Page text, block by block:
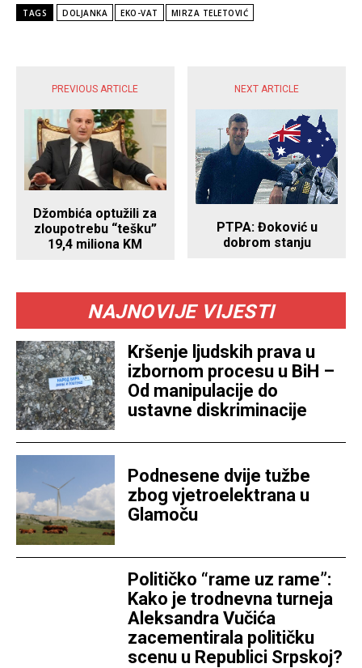
TAGS DOLJANKA EKO-VAT MIRZA TELETOVIĆ
PREVIOUS ARTICLE
Džombića optužili za
zloupotrebu “tešku”
19,4 miliona KM
NEXT ARTICLE
PTPA: Đoković u
dobrom stanju
NAJNOVIJE VIJESTI
Kršenje ljudskih prava u
izbornom procesu u BiH –
Od manipulacije do
ustavne diskriminacije
Podnesene dvije tužbe
zbog vjetroelektrana u
Glamoču
Političko “rame uz rame”:
Kako je trodnevna turneja
Aleksandra Vučića
zacementirala političku
scenu u Republici Srpskoj?